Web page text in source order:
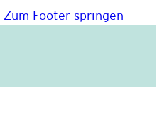
Zum Footer springen